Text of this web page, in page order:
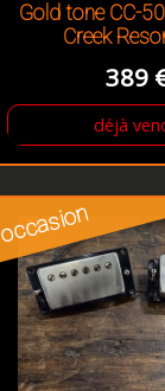
Gold tone CC-
Creek
389
déjà
occasion